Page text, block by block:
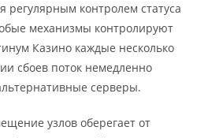
регулярным контролем статуса
механизмы контролируют
Казино каждые несколько
сбоев поток немедленно
серверы.
узлов оберегает от